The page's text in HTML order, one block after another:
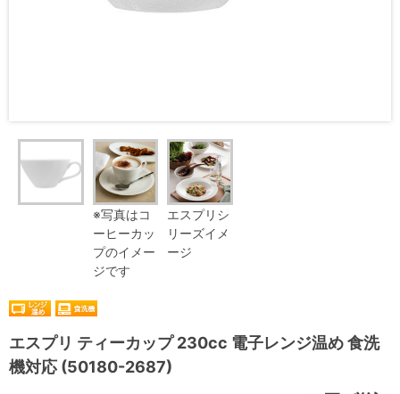
※写真はコ
ーヒーカッ
プのイメー
ジです
エスプリシ
リーズイメ
ージ
エスプリ ティーカップ 230cc 電子レンジ温め 食洗
機対応 (50180-2687)